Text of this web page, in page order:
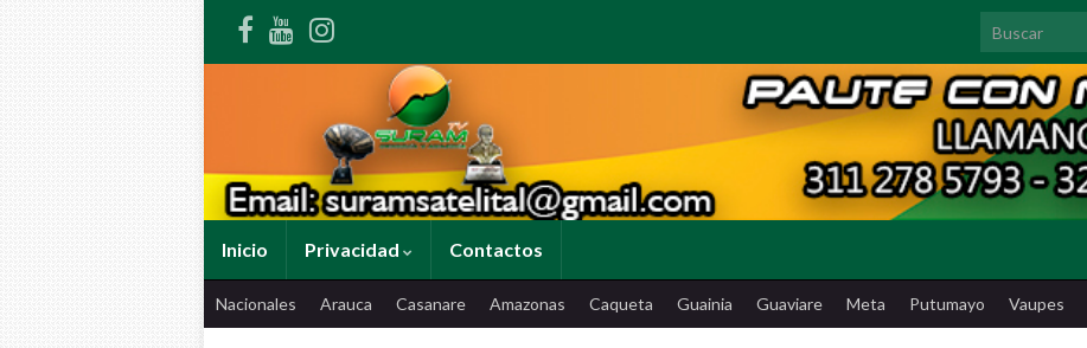
Search for:
Inicio Privacidad Contactos
Nacionales Arauca Casanare Amazonas Caqueta Guainia Guaviare Meta Putumayo Vaupes